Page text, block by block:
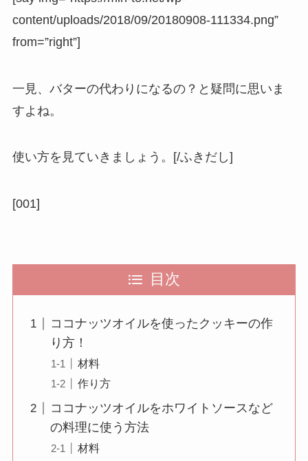
content/uploads/2018/09/20180908-111334.png”
from=”right”]
一見、バターの代わりになるの？と疑問に思いま
すよね。
使い方を見ていきましょう。[/ふきだし]
[001]
目次
ココナッツオイルを使ったクッキーの作
り方！
材料
作り方
ココナッツオイルをホワイトソースなど
の料理に使う方法
材料